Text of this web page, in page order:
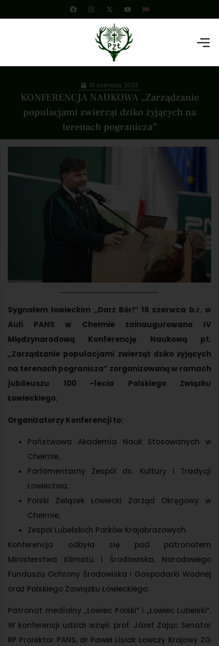
KONFERENCJA NAUKOWA „Zarządzanie
populacjami zwierząt dziko żyjących na
terenach pogranicza”
19 czerwca, 2023
Sygnałem łowieckim „Darz Bór!” 16 czerwca b.r. w
Auli PANS w Chełmie zainaugurowano IV
Międzynarodową Konferencję Naukową pt.
„Zarządzanie populacjami zwierząt dziko żyjących
na terenach pogranicza” zorganizowaną w ramach
jubileuszu 100 -lecia Polskiego Związku
Łowieckiego.
Organizatorzy Konferencji to:
Państwowa Akademia Nauk Stosowanych w
Chełmie,
Parlamentarny Zespól ds. Kultury i Tradycji
Łowiectwa,
Polski Związek Łowiecki Zarząd Okręgowy w
Chełmie,
Zespół Lubelskich Parków Krajobrazowych.
Konferencja odbyła się pod patronatem
Ministerstwa Klimatu i Środowiska, Narodowego
Funduszu Ochrony Środowiska i Gospodarki Wodnej
oraz Polskiego Zawiązku Łowieckiego.
Patronat medialny „Łowiec Polski” i „Łowiec Lubelski”.
W konferencji udział wzięli: prof. Józef Zając Senator
RP Prorektor PANS, dr Paweł Lisiak Łowczy Krajowy ZG